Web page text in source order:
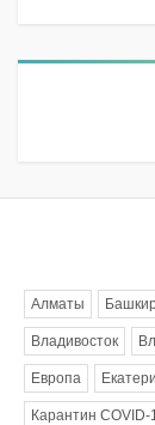
Алматы
Владивосток
Европа
Карантин COVID-